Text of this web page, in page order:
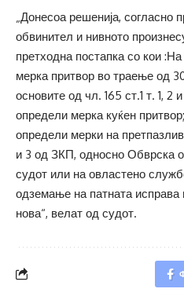
„Донесоа решенија, согласно
обвинител и нивното
претходна постапка со кои
мерка притвор во траење од
основите од чл. 165 ст.1 т. 1,
определи мерка куќен
определи мерки на
и 3 од ЗКП, односно Обврска
судот или на овластено
одземање на патната
нова“, велат од судот.